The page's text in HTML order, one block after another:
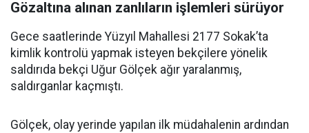
Gözaltına alınan zanlıların işlemleri sürüyor
Gece saatlerinde Yüzyıl Mahallesi 2177 Sokak’ta
kimlik kontrolü yapmak isteyen bekçilere yönelik
saldırıda bekçi Uğur Gölçek ağır yaralanmış,
saldırganlar kaçmıştı.
Gölçek, olay yerinde yapılan ilk müdahalenin ardından